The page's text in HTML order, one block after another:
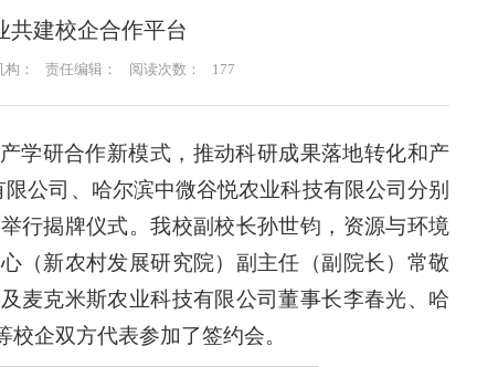
共建校企合作平台
： 责任编辑： 阅读次数： 177
学研合作新模式，推动科研成果落地转化和产
公司、哈尔滨中微谷悦农业科技有限公司分别
行揭牌仪式。我校副校长孙世钧，资源与环境
（新农村发展研究院）副主任（副院长）常敬
麦克米斯农业科技有限公司董事长李春光、哈
企双方代表参加了签约会。